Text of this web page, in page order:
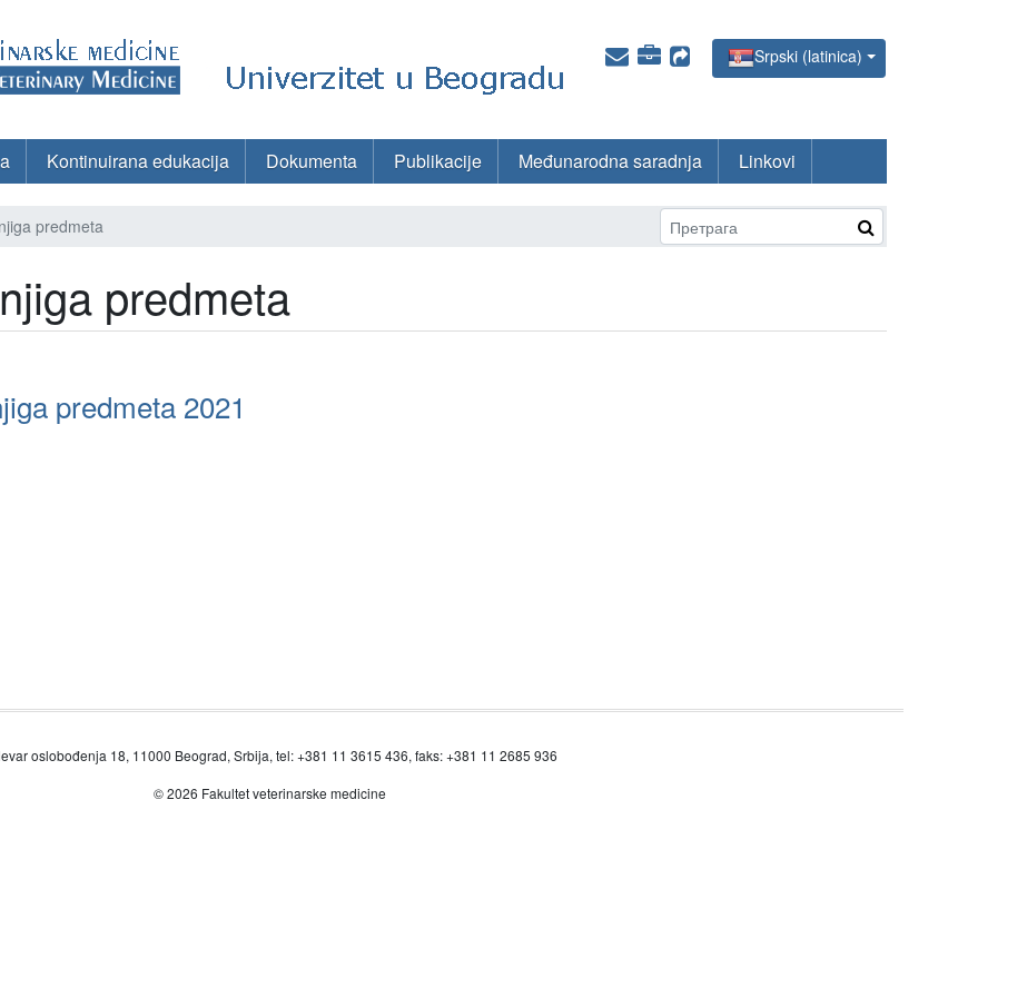
Srpski (latinica)
Kontinuirana edukacija Dokumenta Publikacije Međunarodna saradnja Linkovi
predmeta
predmeta
predmeta 2021
oslobođenja 18, 11000 Beograd, Srbija, tel: +381 11 3615 436, faks: +381 11 2685 936
© 2026 Fakultet veterinarske medicine